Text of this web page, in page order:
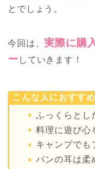
とでしょう。
今回は、実際に購
ー していきます！
こんな人におすすめ
ふっくらとし
料理に遊び心
キャンプでも
パンの耳は柔